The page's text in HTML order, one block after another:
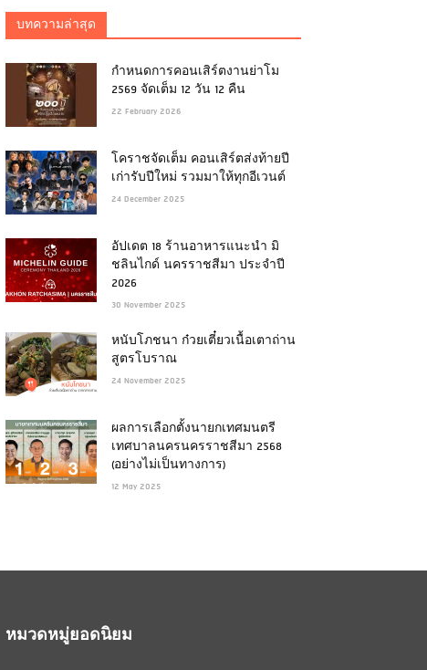
บทความล่าสุด
กำหนดการคอนเสิร์ตงานย่าโม
2569 จัดเต็ม 12 วัน 12 คืน
22 February 2026
โคราชจัดเต็ม คอนเสิร์ตส่งท้ายปี
เก่ารับปีใหม่ รวมมาให้ทุกอีเวนต์
24 December 2025
อัปเดต 18 ร้านอาหารแนะนำ มิ
ชลินไกด์ นครราชสีมา ประจำปี
2026
30 November 2025
หนับโภชนา ก๋วยเตี๋ยวเนื้อเตาถ่าน
สูตรโบราณ
24 November 2025
ผลการเลือกตั้งนายกเทศมนตรี
เทศบาลนครนครราชสีมา 2568
(อย่างไม่เป็นทางการ)
12 May 2025
หมวดหมู่ยอดนิยม